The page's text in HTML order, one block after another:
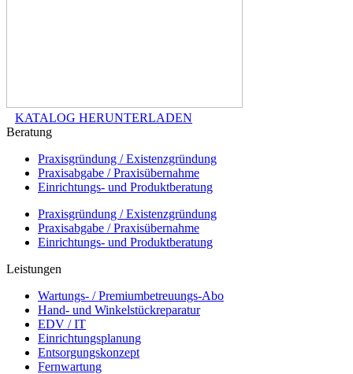
KATALOG HERUNTERLADEN
Beratung
Praxisgründung / Existenzgründung
Praxisabgabe / Praxisübernahme
Einrichtungs- und Produktberatung
Praxisgründung / Existenzgründung
Praxisabgabe / Praxisübernahme
Einrichtungs- und Produktberatung
Leistungen
Wartungs- / Premiumbetreuungs-Abo
Hand- und Winkelstückreparatur
EDV / IT
Einrichtungsplanung
Entsorgungskonzept
Fernwartung